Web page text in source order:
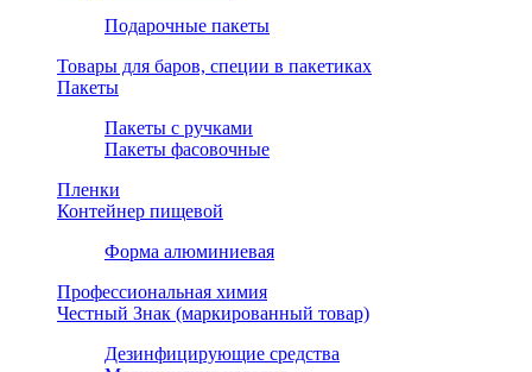
Подарочные пакеты
Товары для баров, специи в пакетиках
Пакеты
Пакеты с ручками
Пакеты фасовочные
Пленки
Контейнер пищевой
Форма алюминиевая
Профессиональная химия
Честный Знак (маркированный товар)
Дезинфицирующие средства